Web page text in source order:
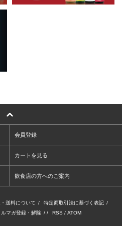
会員登録
カートを見る
飲食店の方へのご案内
送料について / 特定商取引法に基づく表記 /
ルマガ登録・解除 / / RSS / ATOM